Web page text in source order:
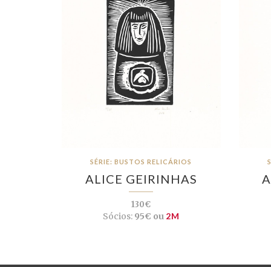
SÉRIE: BUSTOS RELICÁRIOS
ALICE GEIRINHAS
130€
Sócios:95€ ou 2M